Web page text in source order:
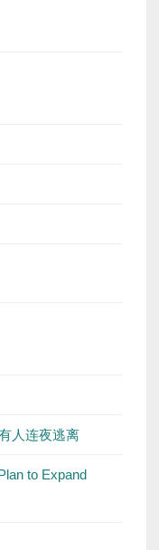
人连夜逃离
to Expand